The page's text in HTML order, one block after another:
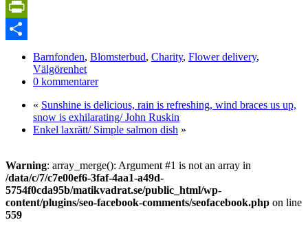
Copy
Link
PrintFriendly
Barnfonden, Blomsterbud, Charity, Flower delivery,
Välgörenhet
0 kommentarer
« Sunshine is delicious, rain is refreshing, wind braces us up,
snow is exhilarating/ John Ruskin
Enkel laxrätt/ Simple salmon dish »
Warning: array_merge(): Argument #1 is not an array in
/data/c/7/c7e00ef6-3faf-4aa1-a49d-
5754f0cda95b/matikvadrat.se/public_html/wp-
content/plugins/seo-facebook-comments/seofacebook.php on line
559